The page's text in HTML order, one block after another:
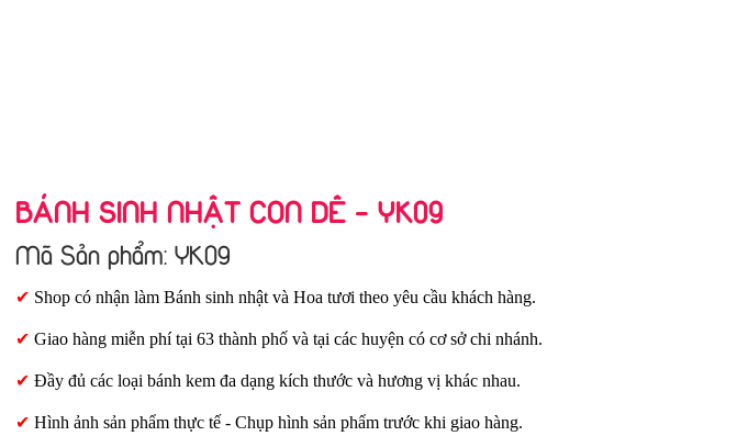
BÁNH SINH NHẬT CON DÊ - YK09
Mã Sản phẩm: YK09
✔ Shop có nhận làm Bánh sinh nhật và Hoa tươi theo yêu cầu khách hàng.
✔ Giao hàng miễn phí tại 63 thành phố và tại các huyện có cơ sở chi nhánh.
✔ Đầy đủ các loại bánh kem đa dạng kích thước và hương vị khác nhau.
✔ Hình ảnh sản phẩm thực tế - Chụp hình sản phẩm trước khi giao hàng.